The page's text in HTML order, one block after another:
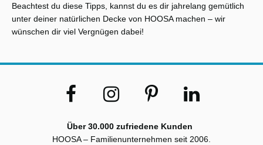
Beachtest du diese Tipps, kannst du es dir jahrelang gemütlich
unter deiner natürlichen Decke von HOOSA machen – wir
wünschen dir viel Vergnügen dabei!
Über 30.000 zufriedene Kunden
HOOSA – Familienunternehmen seit 2006.